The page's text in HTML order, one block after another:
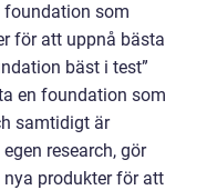
foundation som
för att uppnå bästa
bäst i test”
en foundation som
samtidigt är
research, gör
produkter för att